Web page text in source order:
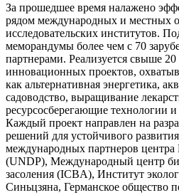
За прошедшее время налажено
рядом международных и местных
исследовательских институтов.
меморандумы более чем с 70
партнерами. Реализуется свыше
инновационных проектов,
как альтернативная энергетика,
садоводство, выращивание
ресурсосберегающие технологии
Каждый проект направлен на
решений для устойчивого
международных партнеров
(UNDP), Международный центр
засоления (ICBA), Институт
Синьцзяна, Германское общество